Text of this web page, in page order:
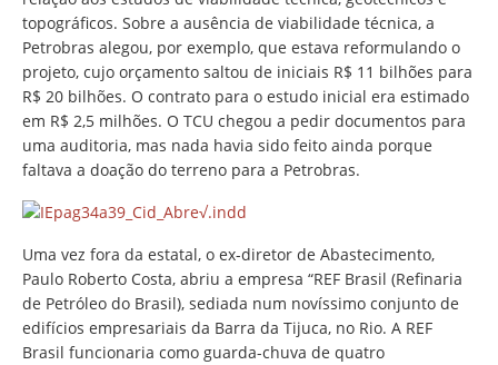
topográficos. Sobre a ausência de viabilidade técnica, a
Petrobras alegou, por exemplo, que estava reformulando o
projeto, cujo orçamento saltou de iniciais R$ 11 bilhões para
R$ 20 bilhões. O contrato para o estudo inicial era estimado
em R$ 2,5 milhões. O TCU chegou a pedir documentos para
uma auditoria, mas nada havia sido feito ainda porque
faltava a doação do terreno para a Petrobras.
Uma vez fora da estatal, o ex-diretor de Abastecimento,
Paulo Roberto Costa, abriu a empresa “REF Brasil (Refinaria
de Petróleo do Brasil), sediada num novíssimo conjunto de
edifícios empresariais da Barra da Tijuca, no Rio. A REF
Brasil funcionaria como guarda-chuva de quatro